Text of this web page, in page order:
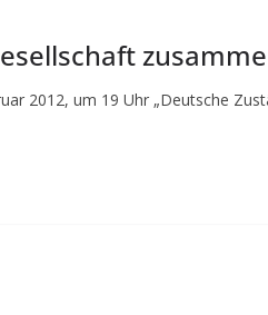
2012, um 19 Uhr „Deutsche